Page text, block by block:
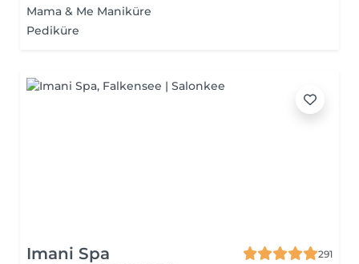
Mama & Me Maniküre
Pediküre
Imani Spa
291